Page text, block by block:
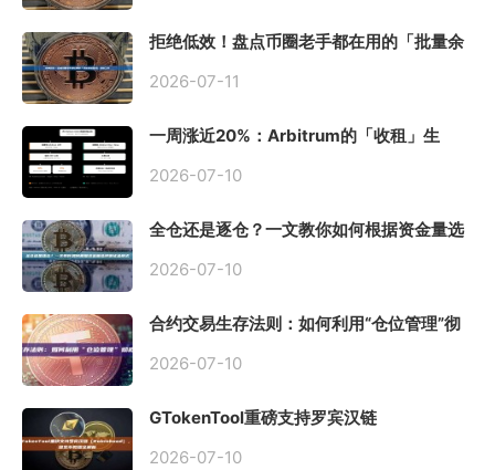
拒绝低效！盘点币圈老手都在用的「批量余
2026-07-11
一周涨近20%：Arbitrum的「收租」生
2026-07-10
全仓还是逐仓？一文教你如何根据资金量选
2026-07-10
合约交易生存法则：如何利用“仓位管理”彻
2026-07-10
GTokenTool重磅支持罗宾汉链
2026-07-10